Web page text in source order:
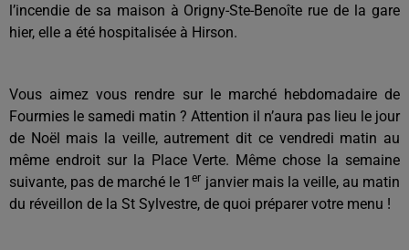
l’incendie de sa maison à Origny-Ste-Benoîte rue de la gare
hier, elle a été hospitalisée à Hirson.
Vous aimez vous rendre sur le marché hebdomadaire de
Fourmies le samedi matin ? Attention il n’aura pas lieu le jour
de Noël mais la veille, autrement dit ce vendredi matin au
même endroit sur la Place Verte. Même chose la semaine
suivante, pas de marché le 1er janvier mais la veille, au matin
du réveillon de la St Sylvestre, de quoi préparer votre menu !